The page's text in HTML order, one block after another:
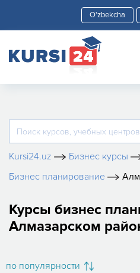
Kursi24.uz
Бизнес курсы
Бизнес планирование
Курсы бизнес
Алмазарском
по популярности